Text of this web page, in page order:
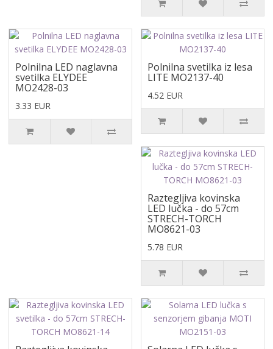
Polnilna LED naglavna
svetilka ELYDEE
MO2428-03
3.33 EUR
Polnilna svetilka iz lesa
LITE MO2137-40
4.52 EUR
Raztegljiva kovinska
LED lučka - do 57cm
STRECH-TORCH
MO8621-03
5.78 EUR